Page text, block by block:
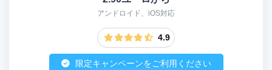
アンドロイド、iOS対応
4.9
限定キャンペーンをご利用ください